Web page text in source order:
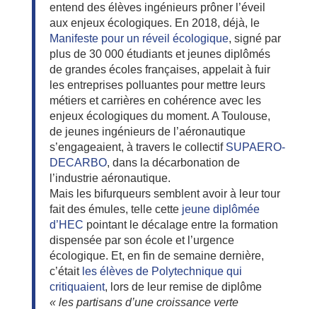
entend des élèves ingénieurs prôner l’éveil
aux enjeux écologiques. En 2018, déjà, le
Manifeste pour un réveil écologique, signé par
plus de 30 000 étudiants et jeunes diplômés
de grandes écoles françaises, appelait à fuir
les entreprises polluantes pour mettre leurs
métiers et carrières en cohérence avec les
enjeux écologiques du moment. A Toulouse,
de jeunes ingénieurs de l’aéronautique
s’engageaient, à travers le collectif SUPAERO-
DECARBO, dans la décarbonation de
l’industrie aéronautique.
Mais les bifurqueurs semblent avoir à leur tour
fait des émules, telle cette jeune diplômée
d’HEC pointant le décalage entre la formation
dispensée par son école et l’urgence
écologique. Et, en fin de semaine dernière,
c’était les élèves de Polytechnique qui
critiquaient, lors de leur remise de diplôme
« les partisans d’une croissance verte